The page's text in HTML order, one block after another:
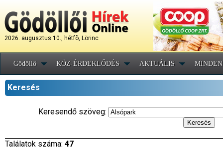
2026. augusztus 10., hétfõ, Lörinc
Gödöllő KÖZ-ÉRDEKLŐDÉS AKTUÁLIS
Keresés
Keresendő szöveg:
Találatok száma: 47